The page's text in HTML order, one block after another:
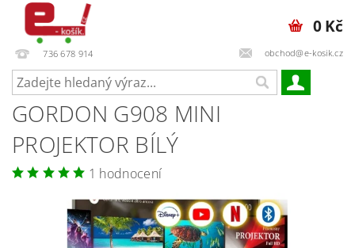
736 678 914 obchod@e-kosik.cz
0 Kč
GORDON G908 MINI
PROJEKTOR BÍLÝ
1 hodnocení